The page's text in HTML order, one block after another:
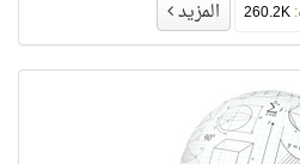
المزيد